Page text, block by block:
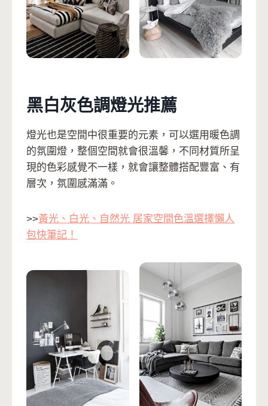
黑白灰色調燈光推薦
燈光也是空間中很重要的元素，可以選用暖色調
的氛圍燈，整個空間就會很溫馨，不同材質所呈
現的色彩感覺不一樣，就會讓整體搭配豐富、有
層次，氛圍感滿滿。
>>黃光、白光、自然光 居家空間色溫選擇懶人
包快筆記！